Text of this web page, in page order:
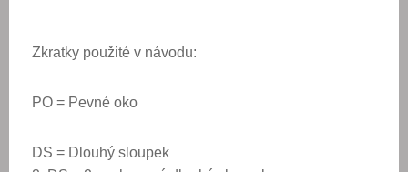
Zkratky použité v návodu:
PO = Pevné oko
DS = Dlouhý sloupek